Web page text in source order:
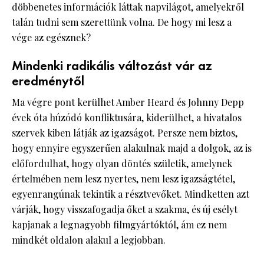
döbbenetes információk láttak napvilágot, amelyekről
talán tudni sem szerettünk volna. De hogy mi lesz a
vége az egésznek?
Mindenki radikális változást vár az
eredménytől
Ma végre pont kerülhet Amber Heard és Johnny Depp
évek óta húzódó konfliktusára, kiderülhet, a hivatalos
szervek kiben látják az igazságot. Persze nem biztos,
hogy ennyire egyszerűen alakulnak majd a dolgok, az is
előfordulhat, hogy olyan döntés születik, amelynek
értelmében nem lesz nyertes, nem lesz igazságtétel,
egyenrangúnak tekintik a résztvevőket. Mindketten azt
várják, hogy visszafogadja őket a szakma, és új esélyt
kapjanak a legnagyobb filmgyártóktól, ám ez nem
mindkét oldalon alakul a legjobban.